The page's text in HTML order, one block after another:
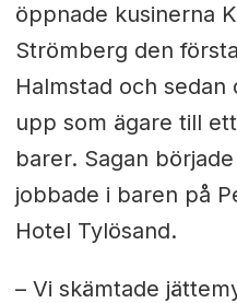
öppnade kusinerna
Strömberg den
Halmstad och
upp som ägare till
barer. Sagan
jobbade i baren på
Hotel Tylösand.
– Vi skämtade